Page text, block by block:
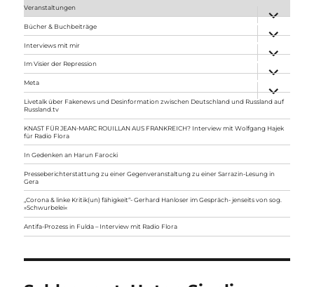
Veranstaltungen
anzeigen
Bücher & Buchbeiträge
anzeigen
Interviews mit mir
anzeigen
Im Visier der Repression
anzeigen
Meta
anzeigen
Livetalk über Fakenews und Desinformation zwischen Deutschland und Russland auf
Russland.tv
KNAST FÜR JEAN-MARC ROUILLAN AUS FRANKREICH? Interview mit Wolfgang Hajek
für Radio Flora
In Gedenken an Harun Farocki
Presseberichterstattung zu einer Gegenveranstaltung zu einer Sarrazin-Lesung in
Gera
„Corona & linke Kritik(un) fähigkeit“- Gerhard Hanloser im Gespräch- jenseits von sog.
»Schwurbelei«
Antifa-Prozess in Fulda – Interview mit Radio Flora